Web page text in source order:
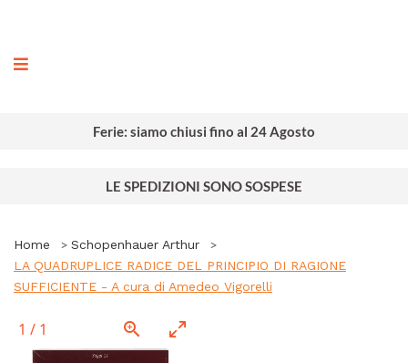
Ferie: siamo chiusi fino al 24 Agosto
LE SPEDIZIONI SONO SOSPESE
Home
Schopenhauer Arthur
LA QUADRUPLICE RADICE DEL PRINCIPIO DI RAGIONE
SUFFICIENTE - A cura di Amedeo Vigorelli
1 / 1